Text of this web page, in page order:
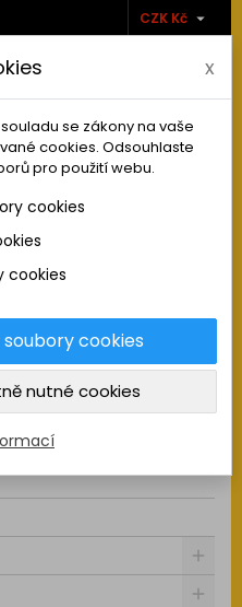
CZK Kč 
 shopping_cart0
x
se zákony na vaše
cookies. Odsouhlaste
pro použití webu.
cookies
cookies
cookies
nutné cookies